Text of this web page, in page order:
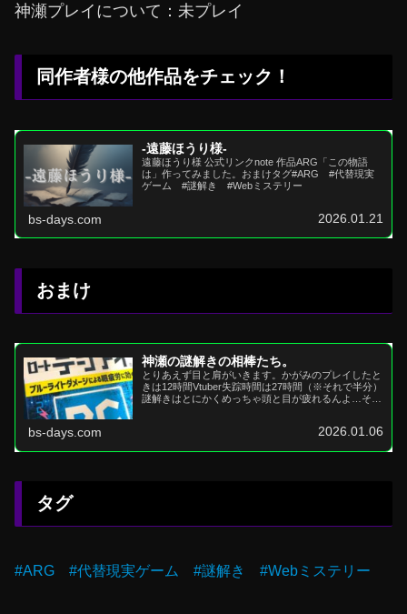
神瀬プレイについて：未プレイ
同作者様の他作品をチェック！
-遠藤ほうり様-
遠藤ほうり様 公式リンクnote 作品ARG「この物語
は」作ってみました。おまけタグ#ARG #代替現実
ゲーム #謎解き #Webミステリー
bs-days.com 2026.01.21
おまけ
神瀬の謎解きの相棒たち。
とりあえず目と肩がいきます。かがみのプレイしたと
きは12時間Vtuber失踪時間は27時間（※それで半分）
謎解きはとにかくめっちゃ頭と目が疲れるんよ…それ
bs-days.com 2026.01.06
タグ
#ARG #代替現実ゲーム #謎解き #Webミステリー